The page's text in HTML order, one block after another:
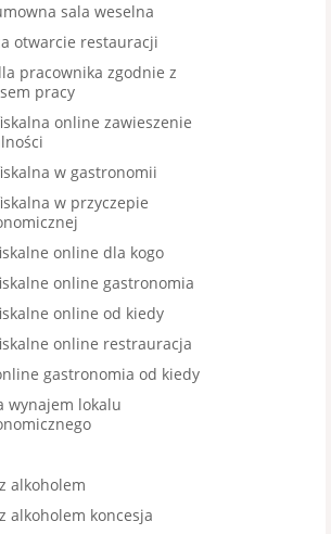
sala weselna
otwarcie restauracji
pracownika zgodnie z
pracy
online zawieszenie
w gastronomii
w przyczepie
online dla kogo
online gastronomia
online od kiedy
online restrauracja
gastronomia od kiedy
wynajem lokalu
alkoholem
alkoholem koncesja